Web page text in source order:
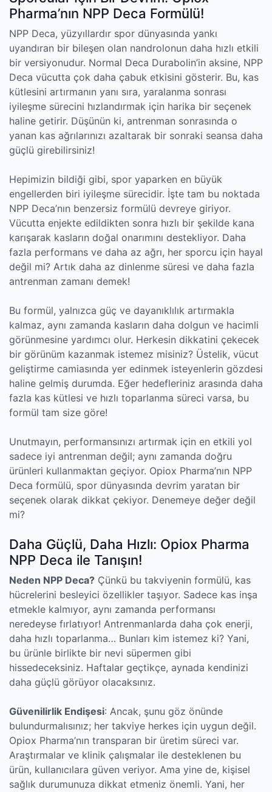
Pharma’nın NPP Deca Formülü!
NPP Deca, yüzyıllardır spor dünyasında yankı
uyandıran bir bileşen olan nandrolonun daha hızlı etkili
bir versiyonudur. Normal Deca Durabolin’in aksine, NPP
Deca vücutta çok daha çabuk etkisini gösterir. Bu, kas
kütlesini artırmanın yanı sıra, yaralanma sonrası
iyileşme sürecini hızlandırmak için harika bir seçenek
haline getirir. Düşünün ki, antrenman sonrasında o
yanan kas ağrılarınızı azaltarak bir sonraki seansa daha
güçlü girebilirsiniz!
Hepimizin bildiği gibi, spor yaparken en büyük
engellerden biri iyileşme sürecidir. İşte tam bu noktada
NPP Deca’nın benzersiz formülü devreye giriyor.
Vücutta enjekte edildikten sonra hızlı bir şekilde kana
karışarak kasların doğal onarımını destekliyor. Daha
fazla performans ve daha az ağrı, her sporcu için hayal
değil mi? Artık daha az dinlenme süresi ve daha fazla
antrenman zamanı demek!
Bu formül, yalnızca güç ve dayanıklılık artırmakla
kalmaz, aynı zamanda kasların daha dolgun ve hacimli
görünmesine yardımcı olur. Herkesin dikkatini çekecek
bir görünüm kazanmak istemez misiniz? Üstelik, vücut
geliştirme camiasında yer edinmek isteyenlerin gözdesi
haline gelmiş durumda. Eğer hedefleriniz arasında daha
fazla kas kütlesi ve hızlı toparlanma süreci varsa, bu
formül tam size göre!
Unutmayın, performansınızı artırmak için en etkili yol
sadece iyi antrenman değil; aynı zamanda doğru
ürünleri kullanmaktan geçiyor. Opiox Pharma’nın NPP
Deca formülü, spor dünyasında devrim yaratan bir
seçenek olarak dikkat çekiyor. Denemeye değer değil
mi?
Daha Güçlü, Daha Hızlı: Opiox Pharma
NPP Deca ile Tanışın!
Neden NPP Deca? Çünkü bu takviyenin formülü, kas
hücrelerini besleyici özellikler taşıyor. Sadece kas inşa
etmekle kalmıyor, aynı zamanda performansı
neredeyse fırlatıyor! Antrenmanlarda daha çok enerji,
daha hızlı toparlanma… Bunları kim istemez ki? Yani,
bu ürünle birlikte bir nevi süpermen gibi
hissedeceksiniz. Haftalar geçtikçe, aynada kendinizi
daha güçlü görüyor olacaksınız.
Güvenilirlik Endişesi: Ancak, şunu göz önünde
bulundurmalısınız; her takviye herkes için uygun değil.
Opiox Pharma’nın transparan bir üretim süreci var.
Araştırmalar ve klinik çalışmalar ile desteklenen bu
ürün, kullanıcılara güven veriyor. Ama yine de, kişisel
sağlık durumunuza dikkat etmeniz önemli. Yani, her